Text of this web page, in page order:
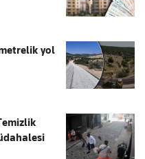
yol